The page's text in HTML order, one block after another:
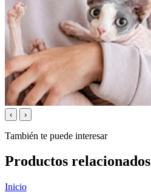
‹ ›
También te puede interesar
Productos relacionados
Inicio